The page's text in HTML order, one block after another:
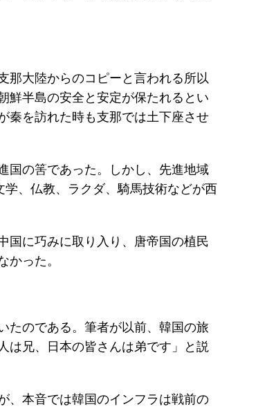
那大陸からのコピーと言われる所以
鮮半島の安全と安定が保たれるとい
秦を訪れた時も支那では土下座させ
国の筈であった。しかし、先進地域
、仏教、ラクダ、騎馬技術などが西
国に巧みに取り入り、唐帝国の植民
った。
たのである。筆者が以前、韓国の旅
は兄、日本の皆さんは弟です」と説
、本音では韓国のインフラは戦前の